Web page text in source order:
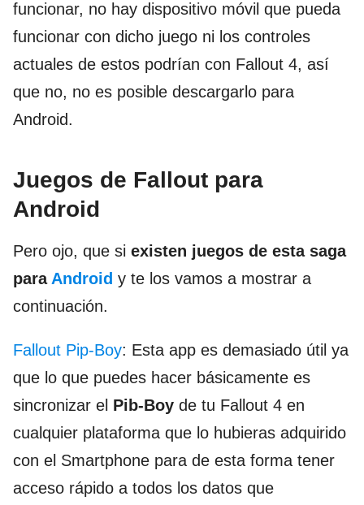
funcionar, no hay dispositivo móvil que pueda
funcionar con dicho juego ni los controles
actuales de estos podrían con Fallout 4, así
que no, no es posible descargarlo para
Android.
Juegos de Fallout para
Android
Pero ojo, que si existen juegos de esta saga
para Android y te los vamos a mostrar a
continuación.
Fallout Pip-Boy: Esta app es demasiado útil ya
que lo que puedes hacer básicamente es
sincronizar el Pib-Boy de tu Fallout 4 en
cualquier plataforma que lo hubieras adquirido
con el Smartphone para de esta forma tener
acceso rápido a todos los datos que